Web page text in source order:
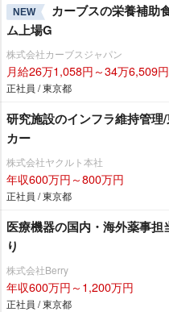
NEW
カーブスの栄養補助
ム上場G
株式会社カーブスジャパン
月給26万1,058円～34万6,509円
正社員 / 東京都
研究施設のインフラ維持管
カー
株式会社ヤクルト本社
年収600万円～800万円
正社員 / 東京都
医療機器の国内・海外薬事
り
株式会社Berry
年収600万円～1,200万円
正社員 / 東京都